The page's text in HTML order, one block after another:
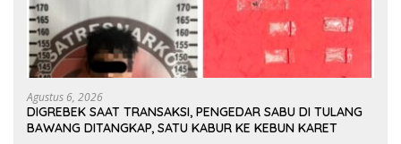
Agustus 6, 2026
DIGREBEK SAAT TRANSAKSI, PENGEDAR SABU DI TULANG
BAWANG DITANGKAP, SATU KABUR KE KEBUN KARET